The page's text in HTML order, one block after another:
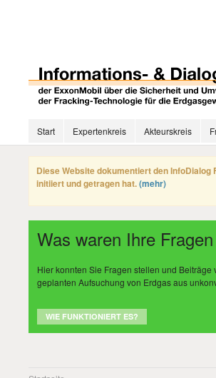
Start Expertenkreis Akteurskreis
Diese Website dokumentiert den
initiiert und getragen hat.(mehr)
Was waren Ihre
Hier konnten Sie Fragen stellen und
geplanten Aufsuchung von Erdgas aus
WIE FUNKTIONIERT ES?